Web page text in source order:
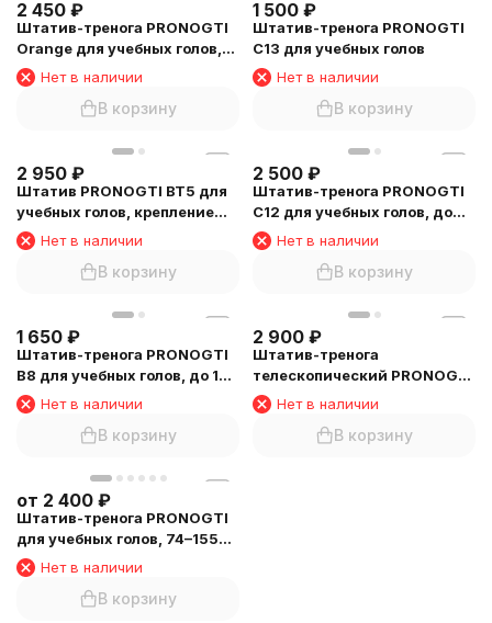
2 450 ₽
Штатив-тренога PRONOGTI
Orange для учебных голов,
74-155 см, с чехлом
Нет в наличии
В корзину
1 500 ₽
Штатив-тренога PRONOGTI
C13 для учебных голов
Нет в наличии
В корзину
2 950 ₽
Штатив PRONOGTI BT5 для
учебных голов, крепление
под тарелку
Нет в наличии
В корзину
2 500 ₽
Штатив-тренога PRONOGTI
C12 для учебных голов, до
190 см, с чехлом
Нет в наличии
В корзину
1 650 ₽
Штатив-тренога PRONOGTI
B8 для учебных голов, до 150
см, регулировка наклона
Нет в наличии
В корзину
2 900 ₽
Штатив-тренога
телескопический PRONOGTI
A2 для учебных голов, до 160
см
Нет в наличии
В корзину
от 2 400 ₽
Штатив-тренога PRONOGTI
для учебных голов, 74–155
см, цвета
Нет в наличии
В корзину